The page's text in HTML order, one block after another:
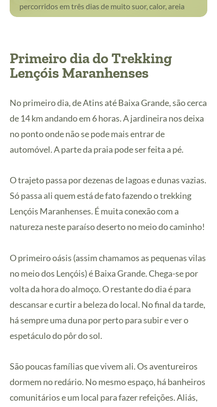
percorridos em três dias de muito suor, calor, areia
Primeiro dia do Trekking
Lençóis Maranhenses
No primeiro dia, de Atins até Baixa Grande, são cerca
de 14 km andando em 6 horas. A jardineira nos deixa
no ponto onde não se pode mais entrar de
automóvel. A parte da praia pode ser feita a pé.
O trajeto passa por dezenas de lagoas e dunas vazias.
Só passa ali quem está de fato fazendo o trekking
Lençóis Maranhenses. É muita conexão com a
natureza neste paraíso deserto no meio do caminho!
O primeiro oásis (assim chamamos as pequenas vilas
no meio dos Lençóis) é Baixa Grande. Chega-se por
volta da hora do almoço. O restante do dia é para
descansar e curtir a beleza do local. No final da tarde,
há sempre uma duna por perto para subir e ver o
espetáculo do pôr do sol.
São poucas famílias que vivem ali. Os aventureiros
dormem no redário. No mesmo espaço, há banheiros
comunitários e um local para fazer refeições. Aliás,